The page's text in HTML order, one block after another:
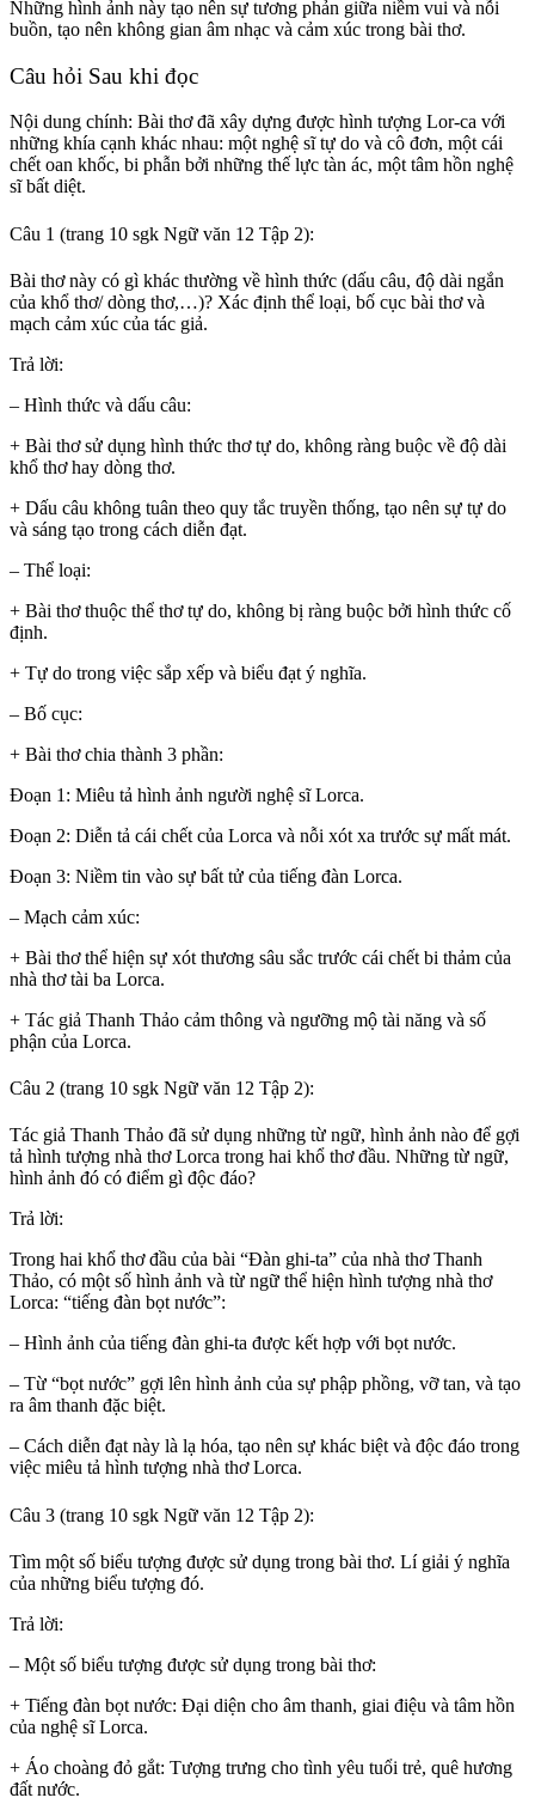
Những hình ảnh này tạo nên sự tương phản giữa niềm vui và nỗi
buồn, tạo nên không gian âm nhạc và cảm xúc trong bài thơ.
Câu hỏi Sau khi đọc
Nội dung chính: Bài thơ đã xây dựng được hình tượng Lor-ca với
những khía cạnh khác nhau: một nghệ sĩ tự do và cô đơn, một cái
chết oan khốc, bi phẫn bởi những thế lực tàn ác, một tâm hồn nghệ
sĩ bất diệt.
Câu 1 (trang 10 sgk Ngữ văn 12 Tập 2):
Bài thơ này có gì khác thường về hình thức (dấu câu, độ dài ngắn
của khổ thơ/ dòng thơ,…)? Xác định thể loại, bố cục bài thơ và
mạch cảm xúc của tác giả.
Trả lời:
– Hình thức và dấu câu:
+ Bài thơ sử dụng hình thức thơ tự do, không ràng buộc về độ dài
khổ thơ hay dòng thơ.
+ Dấu câu không tuân theo quy tắc truyền thống, tạo nên sự tự do
và sáng tạo trong cách diễn đạt.
– Thể loại:
+ Bài thơ thuộc thể thơ tự do, không bị ràng buộc bởi hình thức cố
định.
+ Tự do trong việc sắp xếp và biểu đạt ý nghĩa.
– Bố cục:
+ Bài thơ chia thành 3 phần:
Đoạn 1: Miêu tả hình ảnh người nghệ sĩ Lorca.
Đoạn 2: Diễn tả cái chết của Lorca và nỗi xót xa trước sự mất mát.
Đoạn 3: Niềm tin vào sự bất tử của tiếng đàn Lorca.
– Mạch cảm xúc:
+ Bài thơ thể hiện sự xót thương sâu sắc trước cái chết bi thảm của
nhà thơ tài ba Lorca.
+ Tác giả Thanh Thảo cảm thông và ngưỡng mộ tài năng và số
phận của Lorca.
Câu 2 (trang 10 sgk Ngữ văn 12 Tập 2):
Tác giả Thanh Thảo đã sử dụng những từ ngữ, hình ảnh nào để gợi
tả hình tượng nhà thơ Lorca trong hai khổ thơ đầu. Những từ ngữ,
hình ảnh đó có điểm gì độc đáo?
Trả lời:
Trong hai khổ thơ đầu của bài “Đàn ghi-ta” của nhà thơ Thanh
Thảo, có một số hình ảnh và từ ngữ thể hiện hình tượng nhà thơ
Lorca: “tiếng đàn bọt nước”:
– Hình ảnh của tiếng đàn ghi-ta được kết hợp với bọt nước.
– Từ “bọt nước” gợi lên hình ảnh của sự phập phồng, vỡ tan, và tạo
ra âm thanh đặc biệt.
– Cách diễn đạt này là lạ hóa, tạo nên sự khác biệt và độc đáo trong
việc miêu tả hình tượng nhà thơ Lorca.
Câu 3 (trang 10 sgk Ngữ văn 12 Tập 2):
Tìm một số biểu tượng được sử dụng trong bài thơ. Lí giải ý nghĩa
của những biểu tượng đó.
Trả lời:
– Một số biểu tượng được sử dụng trong bài thơ:
+ Tiếng đàn bọt nước: Đại diện cho âm thanh, giai điệu và tâm hồn
của nghệ sĩ Lorca.
+ Áo choàng đỏ gắt: Tượng trưng cho tình yêu tuổi trẻ, quê hương
đất nước.